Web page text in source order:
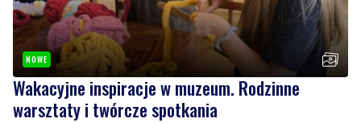
NOWE
Wakacyjne inspiracje w muzeum. Rodzinne
warsztaty i twórcze spotkania